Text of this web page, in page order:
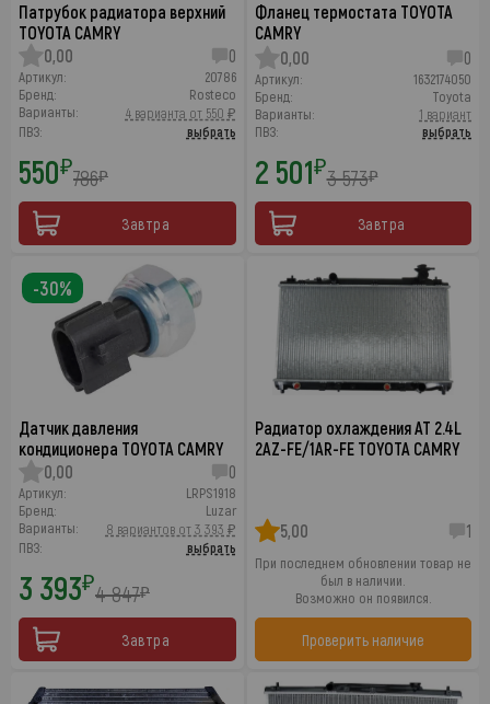
Патрубок радиатора верхний
TOYOTA CAMRY
0,00
0
Артикул:
20786
Бренд:
Rosteco
Варианты:
4 варианта от 550 ₽
ПВЗ:
выбрать
550₽786₽
Завтра
Фланец термостата TOYOTA
CAMRY
0,00
0
Артикул:
1632174050
Бренд:
Toyota
Варианты:
1 вариант
ПВЗ:
выбрать
2 501₽3 573₽
Завтра
Датчик давления
кондиционера TOYOTA CAMRY
0,00
0
Артикул:
LRPS1918
Бренд:
Luzar
Варианты:
8 вариантов от 3 393 ₽
ПВЗ:
выбрать
3 393₽4 847₽
Завтра
-30%
Радиатор охлаждения AT 2.4L
2AZ-FE/1AR-FE TOYOTA CAMRY
5,00 1
При последнем обновлении товар не
был в наличии.
Возможно он появился.
Проверить наличие